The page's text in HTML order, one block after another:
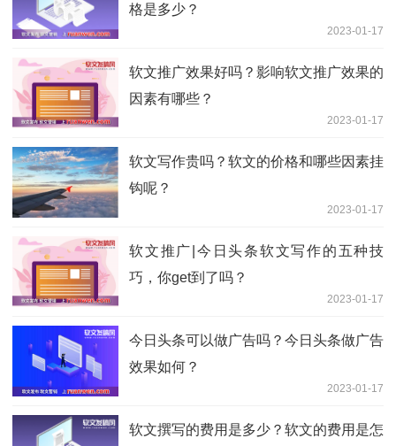
格是多少？
2023-01-17
软文推广效果好吗？影响软文推广效果的
因素有哪些？
2023-01-17
软文写作贵吗？软文的价格和哪些因素挂
钩呢？
2023-01-17
软文推广|今日头条软文写作的五种技
巧，你get到了吗？
2023-01-17
今日头条可以做广告吗？今日头条做广告
效果如何？
2023-01-17
软文撰写的费用是多少？软文的费用是怎